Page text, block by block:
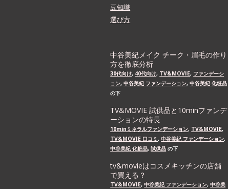
豆知識
選び方
中谷美紀メイク チーク・眉毛の作り
方を徹底分析
30代向け, 40代向け, TV&MOVIE, ファンデーシ
ョン,中谷美紀 ファンデーション,中谷美紀 化粧品
の下
TV&MOVIE 試供品と10minファンデ
ーションの特長
10minミネラルファンデーション, TV&MOVIE,
TV&MOVIE 口コミ,中谷美紀 ファンデーション,
中谷美紀 化粧品,試供品 の下
tv&movieはコスメキッチンの店舗
で買える？
TV&MOVIE,中谷美紀 ファンデーション,中谷美